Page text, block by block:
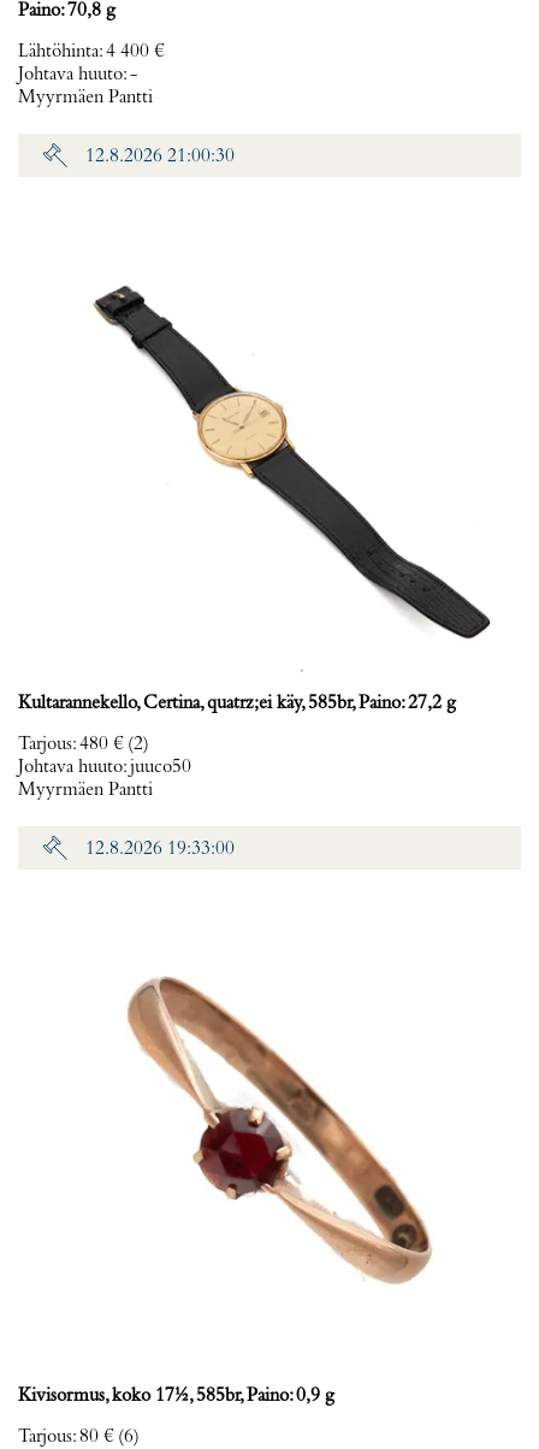
Paino: 70,8 g
Lähtöhinta:4 400 €
Johtava huuto:-
Myyrmäen Pantti
12.8.2026 21:00:30
Kultarannekello, Certina, quatrz;ei käy, 585br, Paino: 27,2 g
Tarjous:480 € (2)
Johtava huuto:juuco50
Myyrmäen Pantti
12.8.2026 19:33:00
Kivisormus, koko 17½, 585br, Paino: 0,9 g
Tarjous:80 € (6)